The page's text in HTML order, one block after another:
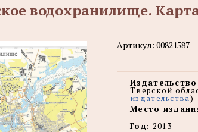
водохранилище.
Артикул: 00821587
Тверской
издательства)
Место
Год: 2013